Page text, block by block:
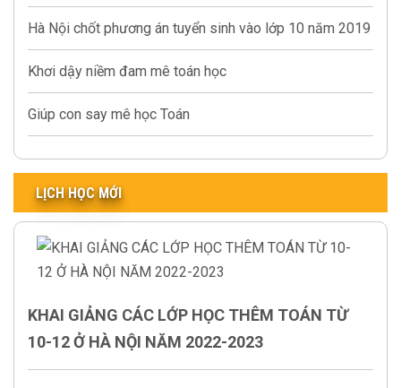
Hà Nội chốt phương án tuyển sinh vào lớp 10 năm 2019
Khơi dậy niềm đam mê toán học
Giúp con say mê học Toán
LỊCH HỌC MỚI
KHAI GIẢNG CÁC LỚP HỌC THÊM TOÁN TỪ
10-12 Ở HÀ NỘI NĂM 2022-2023